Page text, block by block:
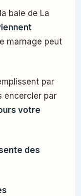
baie de La
marnage peut
par
encercler par
votre
des